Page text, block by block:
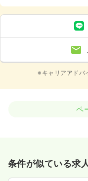
※キャリアアドバ
ペ
条件が似ている求